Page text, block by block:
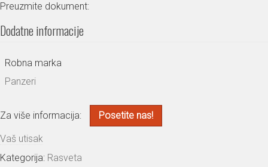
Preuzmite dokument:
Dodatne informacije
Robna marka
Panzeri
Za više informacija: Posetite nas!
Vaš utisak
Kategorija: Rasveta